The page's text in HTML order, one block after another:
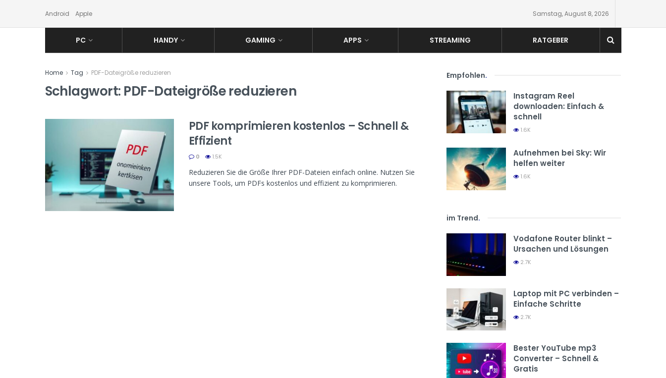
Android Apple Samstag, August 8, 2026
PC HANDY GAMING APPS STREAMING RATGEBER
Home Tag PDF-Dateigröße reduzieren
Schlagwort: PDF-Dateigröße reduzieren
PDF komprimieren kostenlos – Schnell &
Effizient
0 1.5K
Reduzieren Sie die Größe Ihrer PDF-Dateien einfach online. Nutzen Sie
unsere Tools, um PDFs kostenlos und effizient zu komprimieren.
Empfohlen.
Instagram Reel
downloaden: Einfach &
schnell
1.6K
Aufnehmen bei Sky: Wir
helfen weiter
1.6K
im Trend.
Vodafone Router blinkt –
Ursachen und Lösungen
2.7K
Laptop mit PC verbinden –
Einfache Schritte
2.7K
Bester YouTube mp3
Converter – Schnell &
Gratis